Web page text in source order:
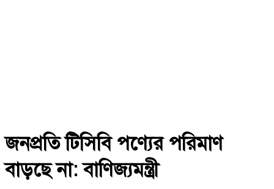
জনপ্রতি টিসিবি পণ্যের পরিমাণ
বাড়ছে না: বাণিজ্যমন্ত্রী